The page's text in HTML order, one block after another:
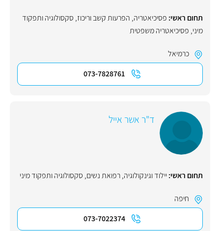
תחום ראשי: פסיכיאטריה, הפרעות קשב וריכוז, סקסולוגיה ותפקוד
מיני, פסיכיאטריה משפטית
כרמיאל
073-7828761
ד"ר אשר אייל
תחום ראשי:יילוד וגינקולוגיה, רפואת נשים, סקסולוגיה ותפקוד מיני
חיפה
073-7022374